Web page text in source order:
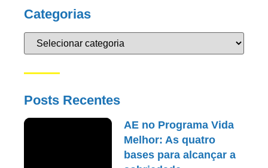
Categorias
Posts Recentes
AE no Programa Vida
Melhor: As quatro
bases para alcançar a